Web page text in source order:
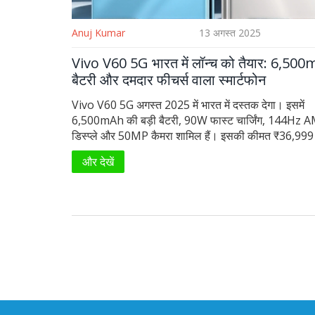
Anuj Kumar 13 अगस्त 2025
Vivo V60 5G भारत में लॉन्च को तैयार:
बैटरी और दमदार फीचर्स वाला स्मार्टफोन
Vivo V60 5G अगस्त 2025 में भारत में दस्तक देगा। इसमें
6,500mAh की बड़ी बैटरी, 90W फास्ट चार्जिंग, 144Hz
डिस्प्ले और 50MP कैमरा शामिल हैं। इसकी कीमत
होकर ₹45,999 तक जाती है, स्टोरेज ऑप्शन और रैम वेरिएंट्स
गए हैं। यह स्मार्टफोन 5G और लेटेस्ट फीचर्स के साथ मिड-हाई
और देखें